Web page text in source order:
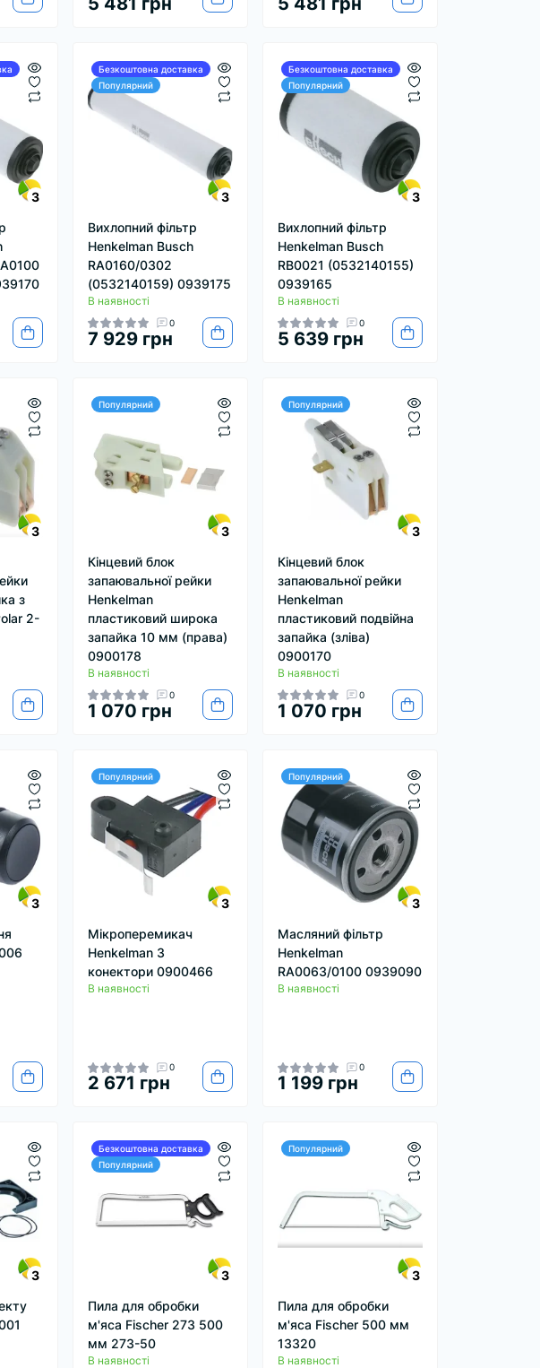
3
Безкоштовна доставка
Популярний
3
Вихлопний фільтр
Henkelman Busch
RA0160/0302
(0532140159) 0939175
В наявності
0
7 929 грн
Безкоштовна доставка
Популярний
3
Вихлопний фільтр
Henkelman Busch
RB0021 (0532140155)
0939165
В наявності
0
5 639 грн
3
з
2-
Популярний
3
Кінцевий блок
запаювальної рейки
Henkelman
пластиковий широка
запайка 10 мм (права)
0900178
В наявності
0
1 070 грн
Популярний
3
Кінцевий блок
запаювальної рейки
Henkelman
пластиковий подвійна
запайка (зліва)
0900170
В наявності
0
1 070 грн
3
Популярний
3
Мікроперемикач
Henkelman 3
конектори 0900466
В наявності
0
2 671 грн
Популярний
3
Масляний фільтр
Henkelman
RA0063/0100 0939090
В наявності
0
1 199 грн
3
Безкоштовна доставка
Популярний
3
Пила для обробки
м'яса Fischer 273 500
мм 273-50
В наявності
Популярний
3
Пила для обробки
м'яса Fischer 500 мм
13320
В наявності